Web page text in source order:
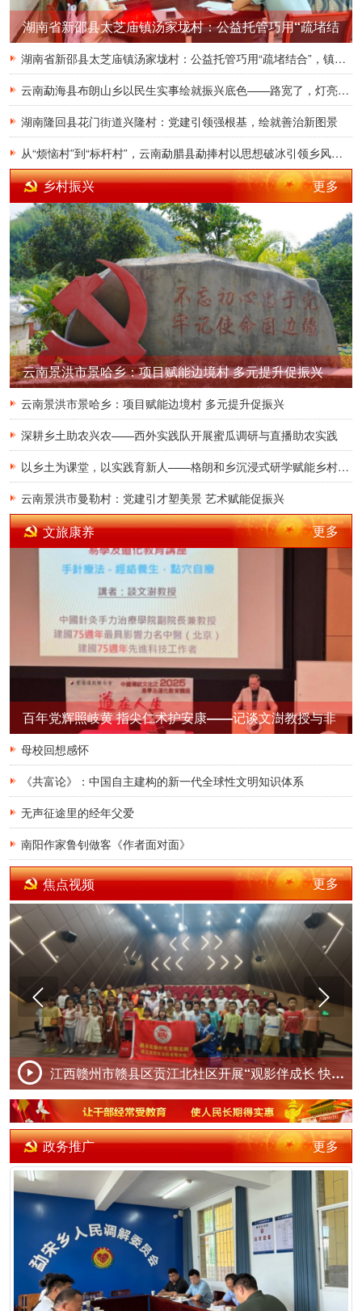
湖南省新邵县太芝庙镇汤家垅村：公益托管巧用“疏堵结
合”，镇村联动托起多彩假期
湖南省新邵县太芝庙镇汤家垅村：公益托管巧用“疏堵结合”，镇村联动托起多彩假期
云南勐海县布朗山乡以民生实事绘就振兴底色——路宽了，灯亮了，布朗山乡的夜晚“活”了
湖南隆回县花门街道兴隆村：党建引领强根基，绘就善治新图景
从“烦恼村”到“标杆村”，云南勐腊县勐捧村以思想破冰引领乡风焕新
乡村振兴 更多
云南景洪市景哈乡：项目赋能边境村 多元提升促振兴
云南景洪市景哈乡：项目赋能边境村 多元提升促振兴
深耕乡土助农兴农——西外实践队开展蜜瓜调研与直播助农实践
以乡土为课堂，以实践育新人——格朗和乡沉浸式研学赋能乡村振兴
云南景洪市曼勒村：党建引才塑美景 艺术赋能促振兴
文旅康养 更多
百年党辉照岐黄 指尖仁术护安康——记谈文澍教授与非
遗手针的济世之路
母校回想感怀
《共富论》：中国自主建构的新一代全球性文明知识体系
无声征途里的经年父爱
南阳作家鲁钊做客《作者面对面》
焦点视频 更多
区开展“观影伴成长 快乐度暑假”活动 暴雨过后满目疮痍
政务推广 更多